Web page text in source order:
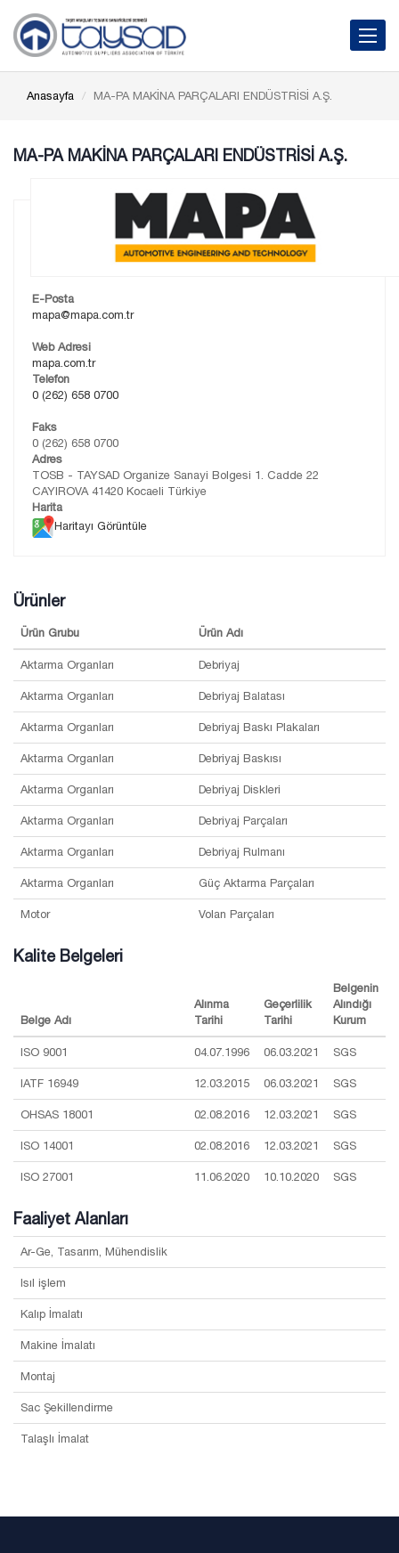
Toggle
Anasayfa MA-PA MAKİNA PARÇALARI ENDÜSTRİSİ A.Ş.
MA-PA MAKİNA PARÇALARI ENDÜSTRİSİ A.Ş.
E-Posta
mapa@mapa.com.tr
Web Adresi
mapa.com.tr
Telefon
0 (262) 658 0700
Faks
0 (262) 658 0700
Adres
TOSB - TAYSAD Organize Sanayi Bolgesi 1. Cadde 22
CAYIROVA 41420 Kocaeli Türkiye
Harita
Haritayı Görüntüle
Ürünler
Ürün Grubu Ürün Adı
Aktarma Organları Debriyaj
Aktarma Organları Debriyaj Balatası
Aktarma Organları Debriyaj Baskı Plakaları
Aktarma Organları Debriyaj Baskısı
Aktarma Organları Debriyaj Diskleri
Aktarma Organları Debriyaj Parçaları
Aktarma Organları Debriyaj Rulmanı
Aktarma Organları Güç Aktarma Parçaları
Motor Volan Parçaları
Kalite Belgeleri
Belge Adı
Alınma
Tarihi
Geçerlilik
Tarihi
Belgenin
Alındığı
Kurum
ISO 9001 04.07.1996 06.03.2021 SGS
IATF 16949 12.03.2015 06.03.2021 SGS
OHSAS 18001 02.08.2016 12.03.2021 SGS
ISO 14001 02.08.2016 12.03.2021 SGS
ISO 27001 11.06.2020 10.10.2020 SGS
Faaliyet Alanları
Ar-Ge, Tasarım, Mühendislik
Isıl işlem
Kalıp İmalatı
Makine İmalatı
Montaj
Sac Şekillendirme
Talaşlı İmalat